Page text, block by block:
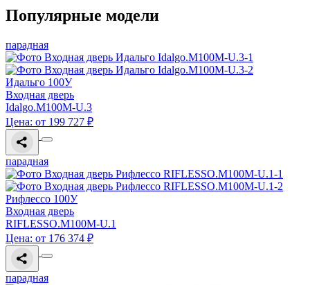
Популярные модели
парадная
Идальго 100У
Входная дверь
Idalgo.M100M-U.3
Цена: от 199 727 ₽
парадная
Рифлессо 100У
Входная дверь
RIFLESSO.M100M-U.1
Цена: от 176 374 ₽
парадная